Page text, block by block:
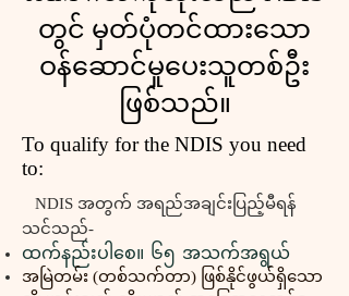
တွင် မှတ်ပုံတင်ထားသော
ဝန်ဆောင်မှုပေးသူတစ်ဦး
ဖြစ်သည်။​​
To qualify for the NDIS you need
to:
NDIS အတွက် အရည်အချင်းပြည့်မီရန်
သင်သည်-
ထက်နည်းပါစေ။ ၆၅ အသက်အရွယ်
အမြဲတမ်း (တစ်သက်တာ) ဖြစ်နိုင်ဖွယ်ရှိသော